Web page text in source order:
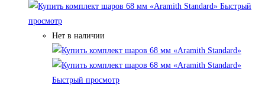
Быстрый
просмотр
Нет в наличии
Быстрый просмотр